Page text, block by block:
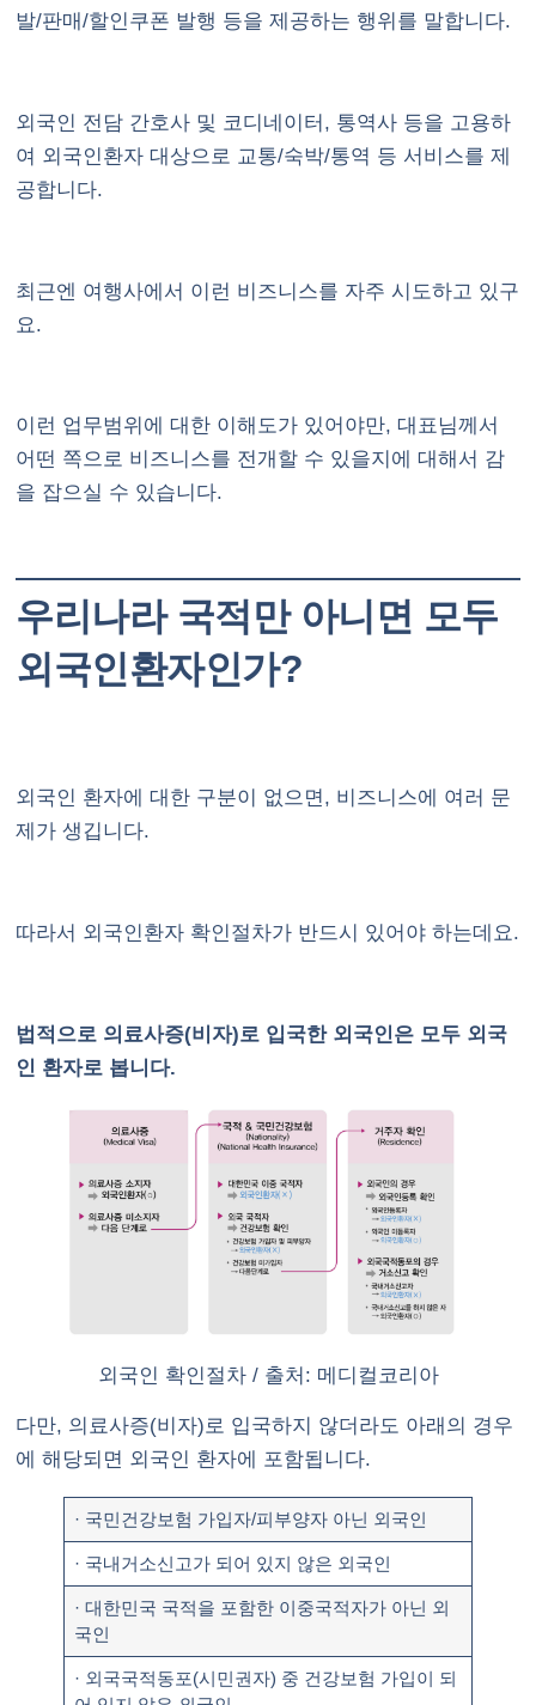
발/판매/할인쿠폰 발행 등을 제공하는 행위를 말합니다.
외국인 전담 간호사 및 코디네이터, 통역사 등을 고용하
여 외국인환자 대상으로 교통/숙박/통역 등 서비스를 제
공합니다.
최근엔 여행사에서 이런 비즈니스를 자주 시도하고 있구
요.
이런 업무범위에 대한 이해도가 있어야만, 대표님께서
어떤 쪽으로 비즈니스를 전개할 수 있을지에 대해서 감
을 잡으실 수 있습니다.
우리나라 국적만 아니면 모두
외국인환자인가?
외국인 환자에 대한 구분이 없으면, 비즈니스에 여러 문
제가 생깁니다.
따라서 외국인환자 확인절차가 반드시 있어야 하는데요.
법적으로 의료사증(비자)로 입국한 외국인은 모두 외국
인 환자로 봅니다.
외국인 확인절차 / 출처: 메디컬코리아
다만, 의료사증(비자)로 입국하지 않더라도 아래의 경우
에 해당되면 외국인 환자에 포함됩니다.
· 국민건강보험 가입자/피부양자 아닌 외국인
· 국내거소신고가 되어 있지 않은 외국인
· 대한민국 국적을 포함한 이중국적자가 아닌 외
국인
· 외국국적동포(시민권자) 중 건강보험 가입이 되